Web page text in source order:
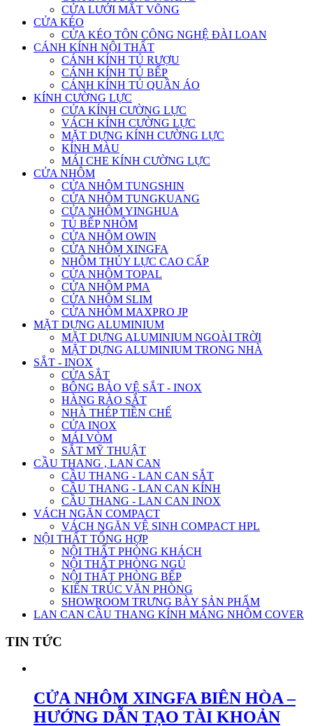
CỬA LƯỚI MẮT VÕNG
CỬA KÉO
CỬA KÉO TÔN CÔNG NGHỆ ĐÀI LOAN
CÁNH KÍNH NỘI THẤT
CÁNH KÍNH TỦ RƯỢU
CÁNH KÍNH TỦ BẾP
CÁNH KÍNH TỦ QUẦN ÁO
KÍNH CƯỜNG LỰC
CỬA KÍNH CƯỜNG LỰC
VÁCH KÍNH CƯỜNG LỰC
MẶT DỰNG KÍNH CƯỜNG LỰC
KÍNH MÀU
MÁI CHE KÍNH CƯỜNG LỰC
CỬA NHÔM
CỬA NHÔM TUNGSHIN
CỬA NHÔM TUNGKUANG
CỬA NHÔM YINGHUA
TỦ BẾP NHÔM
CỬA NHÔM OWIN
CỬA NHÔM XINGFA
NHÔM THỦY LỰC CAO CẤP
CỬA NHÔM TOPAL
CỬA NHÔM PMA
CỬA NHÔM SLIM
CỬA NHÔM MAXPRO JP
MẶT DỰNG ALUMINIUM
MẶT DỰNG ALUMINIUM NGOÀI TRỜI
MẶT DỰNG ALUMINIUM TRONG NHÀ
SẮT - INOX
CỬA SẮT
BÔNG BẢO VỆ SẮT - INOX
HÀNG RÀO SẮT
NHÀ THÉP TIỀN CHẾ
CỬA INOX
MÁI VÒM
SẮT MỸ THUẬT
CẦU THANG , LAN CAN
CẦU THANG - LAN CAN SẮT
CẦU THANG - LAN CAN KÍNH
CẦU THANG - LAN CAN INOX
VÁCH NGĂN COMPACT
VÁCH NGĂN VỆ SINH COMPACT HPL
NỘI THẤT TỔNG HỢP
NỘI THẤT PHÒNG KHÁCH
NỘI THẤT PHÒNG NGỦ
NỘI THẤT PHÒNG BẾP
KIẾN TRÚC VĂN PHÒNG
SHOWROOM TRƯNG BÀY SẢN PHẨM
LAN CAN CẦU THANG KÍNH MÁNG NHÔM COVER
TIN TỨC
CỬA NHÔM XINGFA BIÊN HÒA –
HƯỚNG DẪN TẠO TÀI KHOẢN